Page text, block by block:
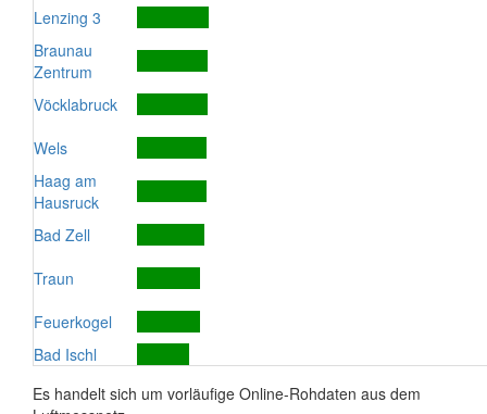
Lenzing 3
Braunau
Zentrum
Vöcklabruck
Wels
Haag am
Hausruck
Bad Zell
Traun
Feuerkogel
Bad Ischl
Es handelt sich um vorläufige Online-Rohdaten aus dem